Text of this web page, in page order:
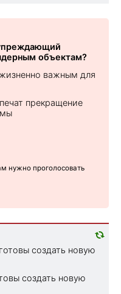
объектам?
важным для
прекращение
нужно проголосовать
создать новую
создать новую